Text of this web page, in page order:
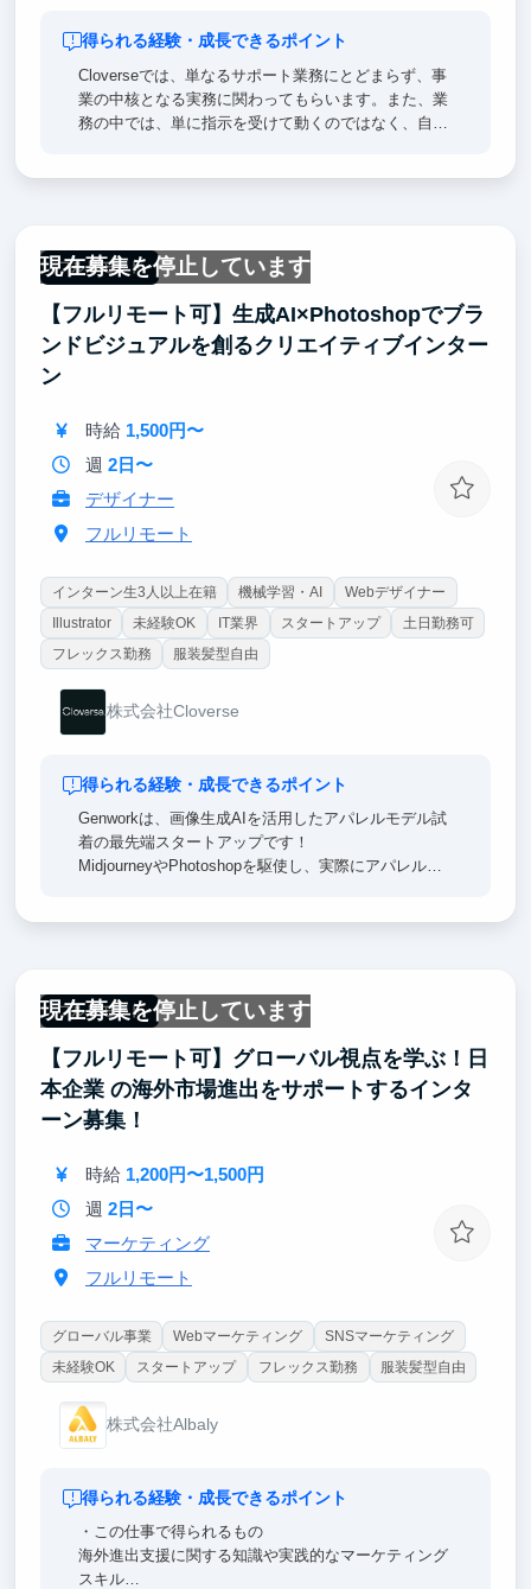
得られる経験・成長できるポイント
Cloverseでは、単なるサポート業務にとどまらず、事
業の中核となる実務に関わってもらいます。また、業
務の中では、単に指示を受けて動くのではなく、自ら
新しい産業領域で、クリエイティブとビジネスの両軸
を理解しながら「事業をつくる側」に立つ経験は、ど
んなキャリアにも通じる大きな糧になるはずです。
現在募集を停止しています
フルリモート
【フルリモート可】生成AI×Photoshopでブラ
ンドビジュアルを創るクリエイティブインター
ン
時給 1,500円〜
週 2日〜
デザイナー
フルリモート
インターン生3人以上在籍 機械学習・AI
Webデザイナー
Illustrator
未経験OK IT業界 スタートアップ
土日勤務可
フレックス勤務
服装髪型自由
株式会社Cloverse
得られる経験・成長できるポイント
Genworkは、画像生成AIを活用したアパレルモデル試
着の最先端スタートアップです！
MidjourneyやPhotoshopを駆使し、実際にアパレルブ
外資系戦略コンサル×大手広告代理店出身の創業者の
もと、ビジュアルの改善やブランド表現のすり合わせ
も直に行える環境。プロの現場で求められる「売れる
ビジュアル」「違和感のない仕上がり」を、AIととも
に作り上げていきます。
現在募集を停止しています
フルリモート
【フルリモート可】グローバル視点を学ぶ！⽇
本企業 の海外市場進出をサポートするインタ
ーン募集！
時給 1,200円〜1,500円
週 2日〜
マーケティング
フルリモート
グローバル事業 Webマーケティング
SNSマーケティング
未経験OK
スタートアップ フレックス勤務 服装髪型自由
株式会社Albaly
得られる経験・成長できるポイント
・この仕事で得られるもの
海外進出支援に関する知識や実践的なマーケティング
スキル